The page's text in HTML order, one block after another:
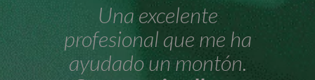
Una excelente
profesional que me ha
ayudado un montón.